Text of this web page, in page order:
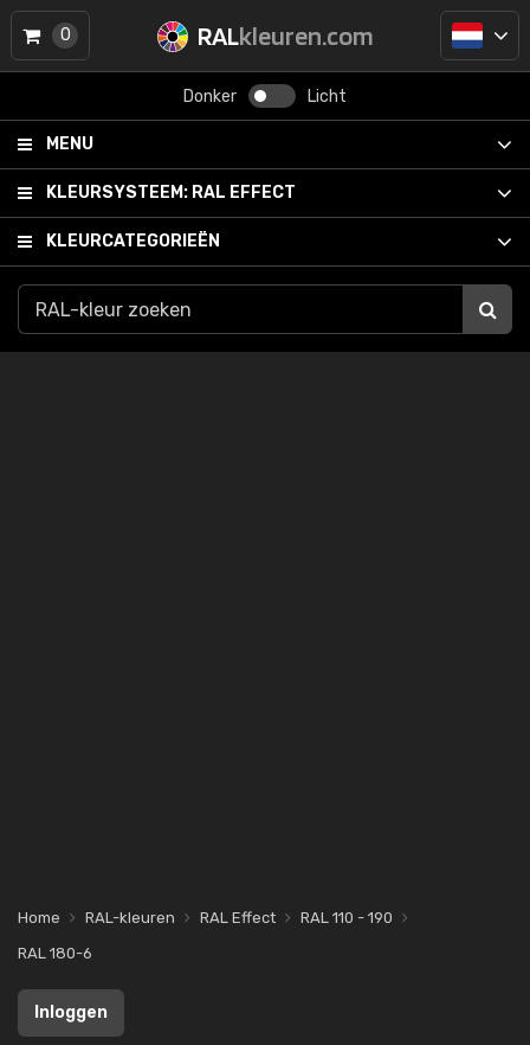
RALkleuren.com
Donker Licht
MENU
KLEURSYSTEEM: RAL EFFECT
KLEURCATEGORIEËN
0
Home RAL-kleuren RAL Effect
RAL 110 - 190
RAL 180-6
Inloggen